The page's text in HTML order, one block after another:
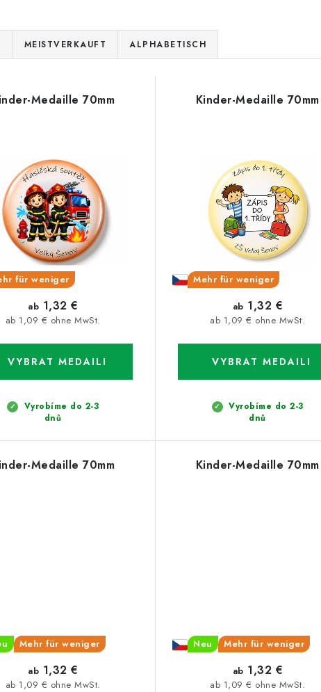
MEISTVERKAUFT ALPHABETISCH
Medaille 70mm
für weniger
Vyrobíme do 2-3
dnů
ab 1,09 € ohne MwSt.
ab 1,32 €
Kinder-Medaille 70mm
Mehr für weniger
Vyrobíme do 2-3
dnů
ab 1,09 € ohne MwSt.
ab 1,32 €
Medaille 70mm
Mehr für weniger
ab 1,09 € ohne MwSt.
ab 1,32 €
Kinder-Medaille 70mm
Neu Mehr für weniger
ab 1,09 € ohne MwSt.
ab 1,32 €